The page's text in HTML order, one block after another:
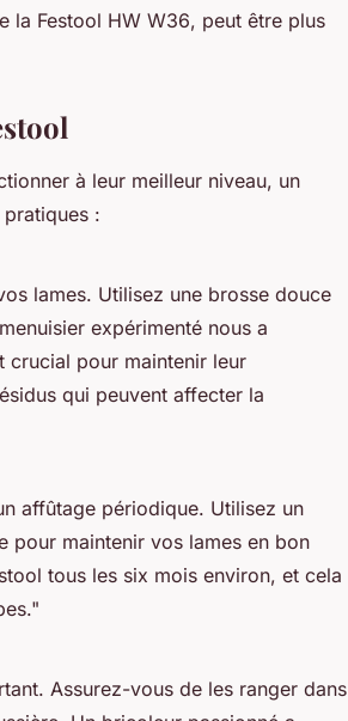
la Festool HW W36, peut être plus
à leur meilleur niveau, un
:
lames. Utilisez une brosse douce
expérimenté nous a
crucial pour maintenir leur
qui peuvent affecter la
affûtage périodique. Utilisez un
pour maintenir vos lames en bon
tous les six mois environ, et cela
Assurez-vous de les ranger dans